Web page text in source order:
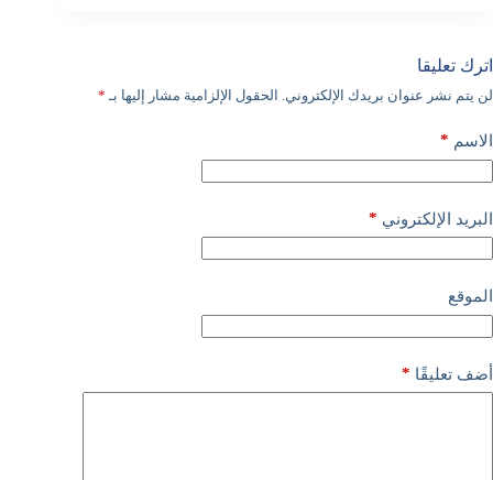
اترك تعليقا
لن يتم نشر عنوان بريدك الإلكتروني. الحقول الإلزامية مشار إليها بـ *
الاسم *
البريد الإلكتروني *
الموقع
أضف تعليقًا *